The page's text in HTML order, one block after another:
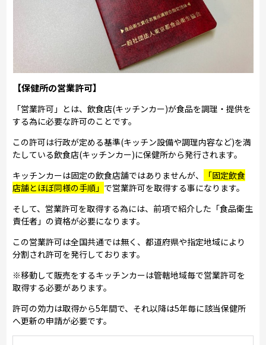
【保健所の営業許可】
「営業許可」とは、飲食店(キッチンカー)が食品を調理・提供を
する為に必要な許可のことです。
この許可は行政が定める基準(キッチン設備や調理内容など)を満
たしている飲食店(キッチンカー)に保健所から発行されます。
キッチンカーは固定の飲食店舗ではありませんが、
「固定飲食
店舗とほぼ同様の手順」 で営業許可を取得する事になります。
そして、営業許可を取得する為には、前項で紹介した「食品衛生
責任者」の資格が必要になります。
この営業許可は全国共通では無く、都道府県や指定地域により
分割され許可を発行しております。
※移動して販売をするキッチンカーは管轄地域毎で営業許可を
取得する必要があります。
許可の効力は取得から5年間で、それ以降は5年毎に該当保健所
へ更新の申請が必要です。